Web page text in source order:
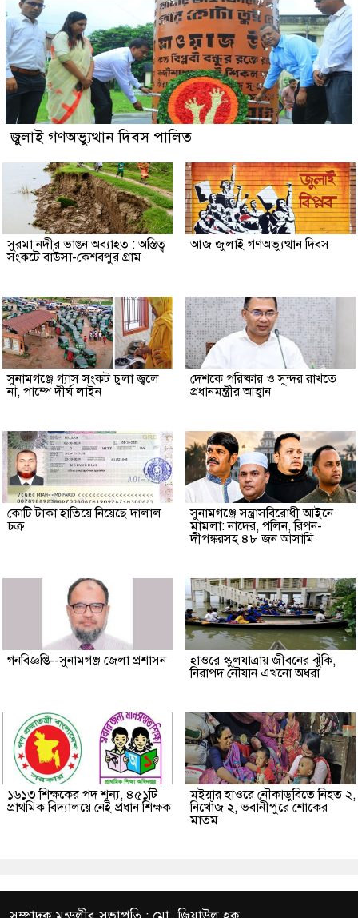
জুলাই গণঅভ্যুত্থান দিবস পালিত
সুরমা নদীর ভাঙন অব্যাহত : অস্তিত্ব
সংকটে বাউসা-কেশবপুর গ্রাম
আজ জুলাই গণঅভ্যুত্থান দিবস
সুনামগঞ্জে গ্যাস সংকট চুলা জ্বলে
না, পাম্পে দীর্ঘ লাইন
দেশকে পরিষ্কার ও সুন্দর রাখতে
প্রধানমন্ত্রীর আহ্বান
কোটি টাকা হাতিয়ে নিয়েছে দালাল
চক্র
‎সুনামগঞ্জে সন্ত্রাসবিরোধী আইনে
মামলা: নাদের, পলিন, রিপন-
দীপঙ্করসহ ৪৮ জন আসামি
গনবিজ্ঞপ্তি--সুনামগঞ্জ জেলা প্রশাসন
হাওরে স্কুলযাত্রায় জীবনের ঝুঁকি,
নিরাপদ নৌযান এখনো অধরা
১৬১৩ শিক্ষকের পদ শূন্য, ৪৫১টি
প্রাথমিক বিদ্যালয়ে নেই প্রধান শিক্ষক
মইয়ার হাওরে নৌকাডুবিতে নিহত ২,
নিখোঁজ ২, ভবানীপুরে শোকের
মাতম